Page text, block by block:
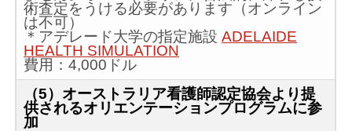
術査定をうける必要があります（オンライン
は不可）
＊アデレード大学の指定施設ADELAIDE
HEALTH SIMULATION
費用：4,000ドル
（5）オーストラリア看護師認定協会より提
供されるオリエンテーションプログラムに参
加